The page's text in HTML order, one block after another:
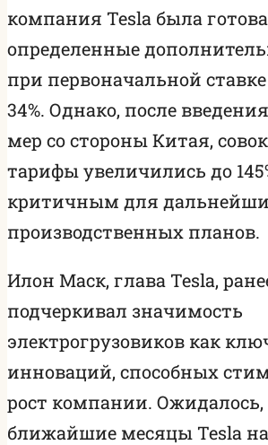
компания Tesla была
определенные
при первоначальной
34%. Однако, после
мер со стороны Китая,
тарифы увеличились до
критичным для
производственных планов.
Илон Маск, глава Tesla,
подчеркивал значимость
электрогрузовиков как
инноваций, способных
рост компании. Ожидалось,
ближайшие месяцы Tesla